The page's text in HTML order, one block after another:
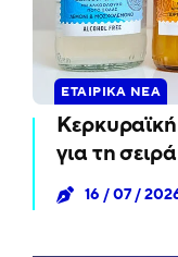
ΕΤΑΙΡΙΚΆ ΝΈΑ
για τη
16 / 07 /